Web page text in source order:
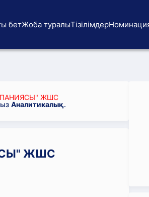
бетЖоба туралыТізілімдер
ЖШС
Аналитикалық.
ЖШС